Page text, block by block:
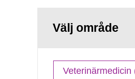
Välj område
Veterinärmedicin